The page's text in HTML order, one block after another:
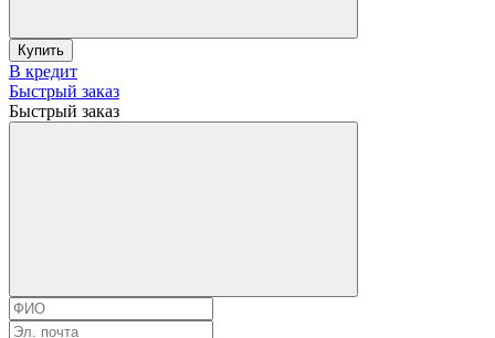
Купить
В кредит
Быстрый заказ
Быстрый заказ